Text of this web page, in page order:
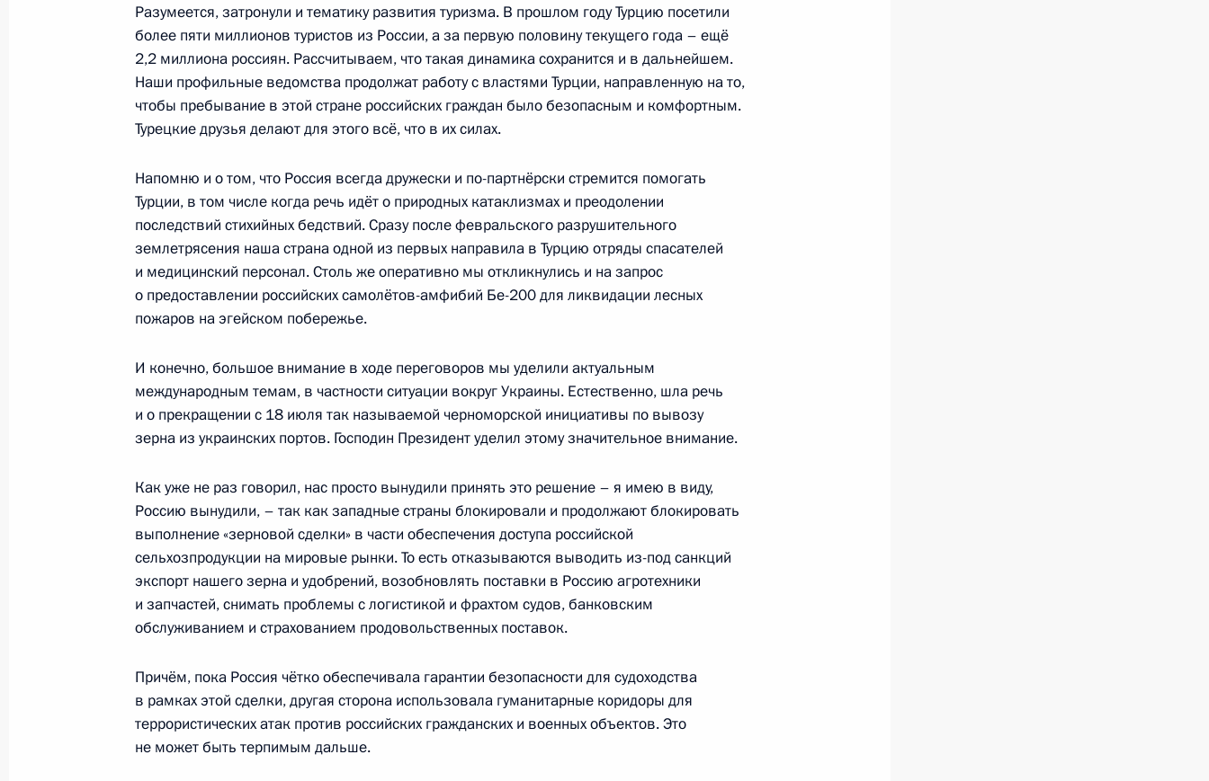
29 августа 2023 года, вторник
Встреча с директором Федеральной службы судебных приставов
Дмитрием Аристовым
1
28 августа 2023 года, понедельник
Телефонный разговор с Премьер-министром Индии Нарендрой
Моди
28 августа 2023 года, 16:25
Встреча с врио губернатора Омской области Виталием Хоценко
28 августа 2023 года, 13:15 Москва, Кремль
25 августа 2023 года, пятница
Совещание с постоянными членами Совета Безопасности
25 августа 2023 года, 13:20 Москва, Кремль
1
24 августа 2023 года, четверг
Встреча с врио губернатора Херсонской области Владимиром
Сальдо
Разумеется, затронули и тематику развития туризма. В прошлом году Турцию посетили
более пяти миллионов туристов из России, а за первую половину текущего года – ещё
2,2 миллиона россиян. Рассчитываем, что такая динамика сохранится и в дальнейшем.
Наши профильные ведомства продолжат работу с властями Турции, направленную на то,
чтобы пребывание в этой стране российских граждан было безопасным и комфортным.
Турецкие друзья делают для этого всё, что в их силах.
Напомню и о том, что Россия всегда дружески и по-партнёрски стремится помогать
Турции, в том числе когда речь идёт о природных катаклизмах и преодолении
последствий стихийных бедствий. Сразу после февральского разрушительного
землетрясения наша страна одной из первых направила в Турцию отряды спасателей
и медицинский персонал. Столь же оперативно мы откликнулись и на запрос
о предоставлении российских самолётов-амфибий Бе-200 для ликвидации лесных
пожаров на эгейском побережье.
И конечно, большое внимание в ходе переговоров мы уделили актуальным
международным темам, в частности ситуации вокруг Украины. Естественно, шла речь
и о прекращении с 18 июля так называемой черноморской инициативы по вывозу
зерна из украинских портов. Господин Президент уделил этому значительное внимание.
Как уже не раз говорил, нас просто вынудили принять это решение – я имею в виду,
Россию вынудили, – так как западные страны блокировали и продолжают блокировать
выполнение «зерновой сделки» в части обеспечения доступа российской
сельхозпродукции на мировые рынки. То есть отказываются выводить из-под санкций
экспорт нашего зерна и удобрений, возобновлять поставки в Россию агротехники
и запчастей, снимать проблемы с логистикой и фрахтом судов, банковским
обслуживанием и страхованием продовольственных поставок.
Причём, пока Россия чётко обеспечивала гарантии безопасности для судоходства
в рамках этой сделки, другая сторона использовала гуманитарные коридоры для
террористических атак против российских гражданских и военных объектов. Это
не может быть терпимым дальше.